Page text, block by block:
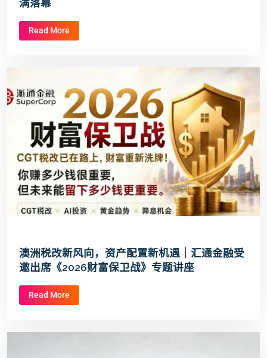
满落幕
Read More
澳洲税改新风向，资产配置新机遇｜汇通金融受
邀出席《2026财富保卫战》专题讲座
Read More